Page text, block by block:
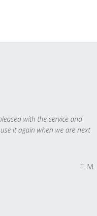
with the service and
it again when we are next
T. M.